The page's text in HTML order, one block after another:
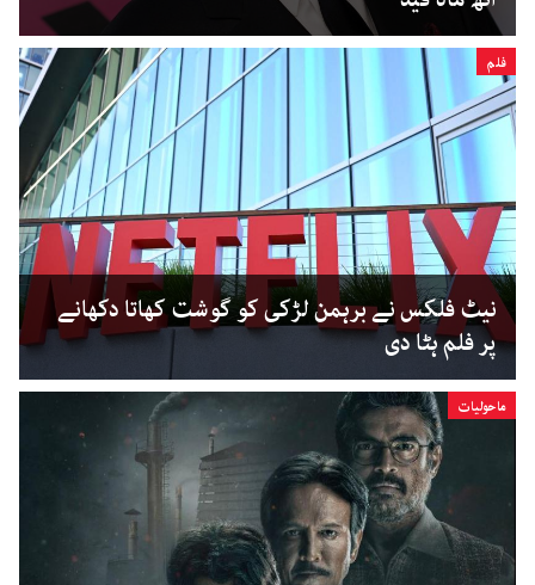
فلم
نیٹ فلکس نے برہمن لڑکی کو گوشت کھاتا دکھانے
پر فلم ہٹا دی
ماحولیات